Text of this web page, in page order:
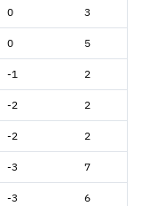
0 3
0 5
-1 2
-2 2
-2 2
-3 7
-3 6